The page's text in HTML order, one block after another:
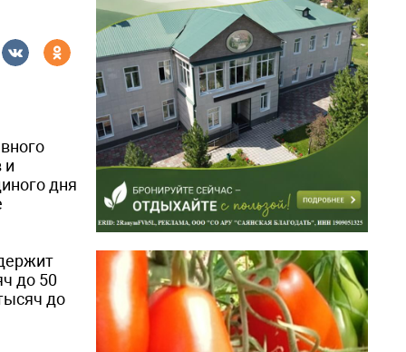
и
дня
до 50
до